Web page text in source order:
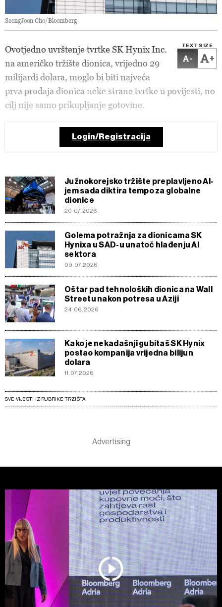
SeongJoon Cho/Bloomberg
TEXT SIZE
- +
Ovotjedno uvrštenje tvrtke SK Hynix Inc.
na američko tržište dionica, vrijedno 29
milijardi dolara, moglo bi biti najveća
prva prodaja dionica neke strane tvrtke u povijesti, no
cilj nije samo prikupljanje gotovine.
Login/Registracija
Južnokorejsko tržište preplavljeno AI-
jem sada diktira tempo za globalne
dionice
20.07.2026
Golema potražnja za dionicama SK
Hynixa u SAD-u unatoč hlađenju AI
sektora
09.07.2026
Oštar pad tehnoloških dionica na Wall
Streetu nakon potresa u Aziji
24.06.2026
Kako je nekadašnji gubitaš SK Hynix
postao kompanija vrijedna bilijun
dolara
11.07.2026
SVE VIJESTI IZ RUBRIKE TRŽIŠTA